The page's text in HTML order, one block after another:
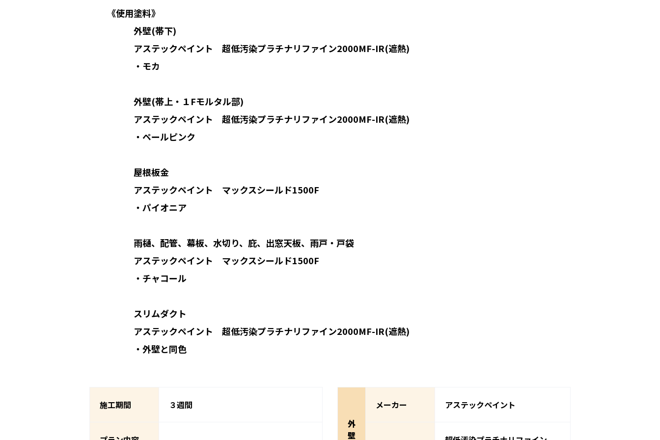
《使用塗料》
外壁(帯下)
アステックペイント 超低汚染プラチナリファイン2000MF-IR(遮熱)
・モカ
外壁(帯上・１Fモルタル部)
アステックペイント 超低汚染プラチナリファイン2000MF-IR(遮熱)
・ペールピンク
屋根板金
アステックペイント マックスシールド1500F
・パイオニア
雨樋、配管、幕板、水切り、庇、出窓天板、雨戸・戸袋
アステックペイント マックスシールド1500F
・チャコール
スリムダクト
アステックペイント 超低汚染プラチナリファイン2000MF-IR(遮熱)
・外壁と同色
施工期間 ３週間
外
壁
メーカー アステックペイント